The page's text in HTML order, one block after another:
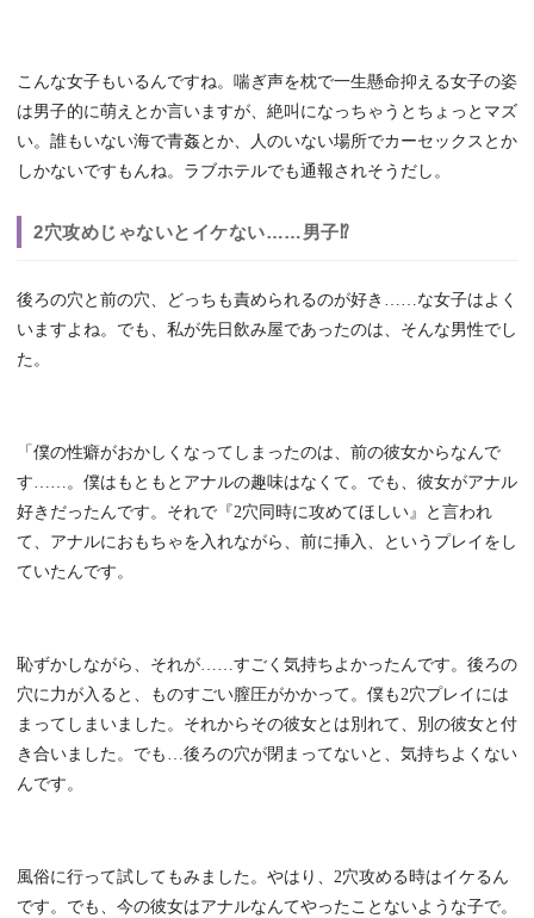
こんな女子もいるんですね。喘ぎ声を枕で一生懸命抑える女子の姿
は男子的に萌えとか言いますが、絶叫になっちゃうとちょっとマズ
い。誰もいない海で青姦とか、人のいない場所でカーセックスとか
しかないですもんね。ラブホテルでも通報されそうだし。
2穴攻めじゃないとイケない……男子⁉
後ろの穴と前の穴、どっちも責められるのが好き……な女子はよく
いますよね。でも、私が先日飲み屋であったのは、そんな男性でし
た。
「僕の性癖がおかしくなってしまったのは、前の彼女からなんで
す……。僕はもともとアナルの趣味はなくて。でも、彼女がアナル
好きだったんです。それで『2穴同時に攻めてほしい』と言われ
て、アナルにおもちゃを入れながら、前に挿入、というプレイをし
ていたんです。
恥ずかしながら、それが……すごく気持ちよかったんです。後ろの
穴に力が入ると、ものすごい膣圧がかかって。僕も2穴プレイには
まってしまいました。それからその彼女とは別れて、別の彼女と付
き合いました。でも…後ろの穴が閉まってないと、気持ちよくない
んです。
風俗に行って試してもみました。やはり、2穴攻める時はイケるん
です。でも、今の彼女はアナルなんてやったことないような子で。